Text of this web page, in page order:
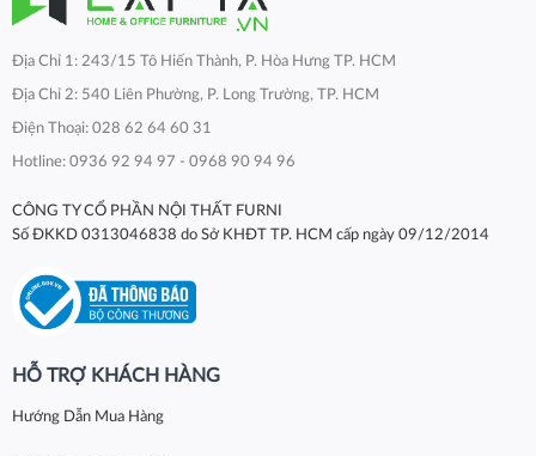
Địa Chỉ 1: 243/15 Tô Hiến Thành, P. Hòa Hưng TP. HCM
Địa Chỉ 2: 540 Liên Phường, P. Long Trường, TP. HCM
Điện Thoại: 028 62 64 60 31
Hotline: 0936 92 94 97 - 0968 90 94 96
CÔNG TY CỔ PHẦN NỘI THẤT FURNI
Số ĐKKD 0313046838 do Sở KHĐT TP. HCM cấp ngày 09/12/2014
HỖ TRỢ KHÁCH HÀNG
Hướng Dẫn Mua Hàng